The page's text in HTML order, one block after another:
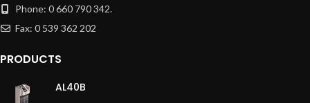
Phone: 0 660 790 342.
Fax: 0 539 362 202
PRODUCTS
AL40B